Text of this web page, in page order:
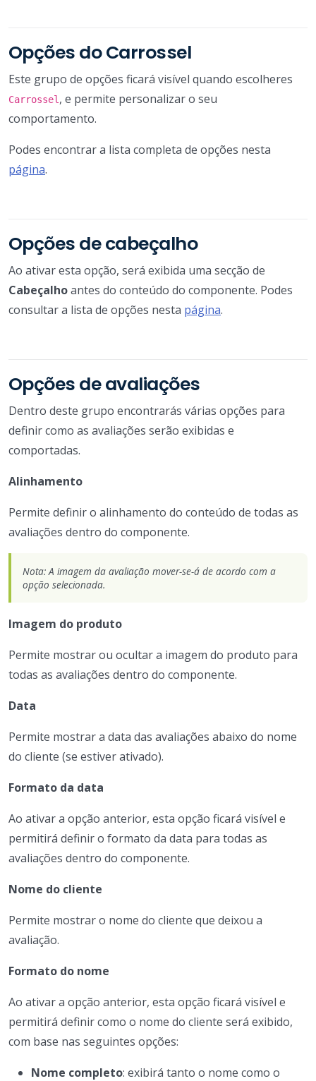
Opções do Carrossel
Este grupo de opções ficará visível quando escolheres
Carrossel , e permite personalizar o seu
comportamento.
Podes encontrar a lista completa de opções nesta
página.
Opções de cabeçalho
Ao ativar esta opção, será exibida uma secção de
Cabeçalhoantes do conteúdo do componente. Podes
consultar a lista de opções nesta página.
Opções de avaliações
Dentro deste grupo encontrarás várias opções para
definir como as avaliações serão exibidas e
comportadas.
Alinhamento
Permite definir o alinhamento do conteúdo de todas as
avaliações dentro do componente.
Nota: A imagem da avaliação mover-se-á de acordo com a
opção selecionada.
Imagem do produto
Permite mostrar ou ocultar a imagem do produto para
todas as avaliações dentro do componente.
Data
Permite mostrar a data das avaliações abaixo do nome
do cliente (se estiver ativado).
Formato da data
Ao ativar a opção anterior, esta opção ficará visível e
permitirá definir o formato da data para todas as
avaliações dentro do componente.
Nome do cliente
Permite mostrar o nome do cliente que deixou a
avaliação.
Formato do nome
Ao ativar a opção anterior, esta opção ficará visível e
permitirá definir como o nome do cliente será exibido,
com base nas seguintes opções:
Nome completo: exibirá tanto o nome como o